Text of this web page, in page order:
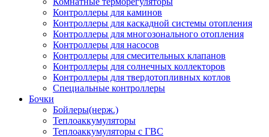
Контроллеры для каминов
Контроллеры для каскадной системы отопления
Контроллеры для многозонального отопления
Контроллеры для насосов
Контроллеры для смесительных клапанов
Контроллеры для солнечных коллекторов
Контроллеры для твердотопливных котлов
Специальные контроллеры
Бочки
Бойлеры(нерж.)
Теплоаккумуляторы
Теплоаккумуляторы с ГВС